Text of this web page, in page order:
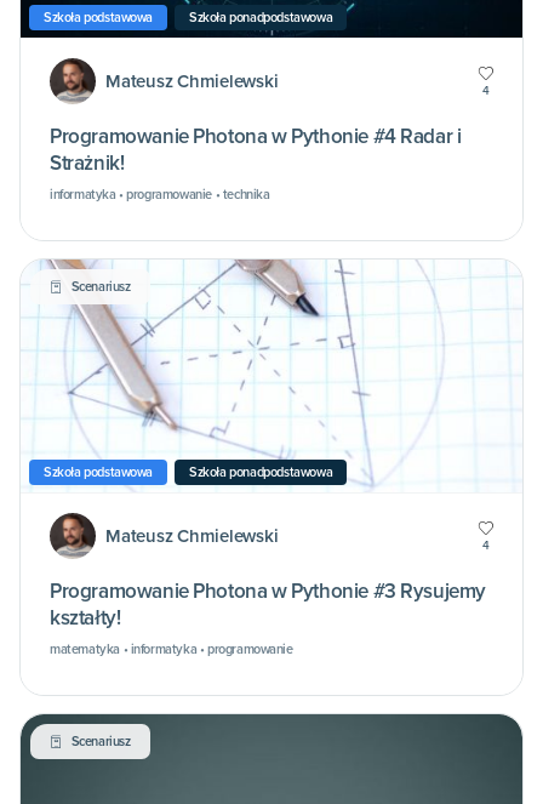
Szkoła podstawowa Szkoła ponadpodstawowa
Mateusz Chmielewski 4
Programowanie Photona w Pythonie #4 Radar i
Strażnik!
informatyka • programowanie • technika
Scenariusz
Szkoła podstawowa Szkoła ponadpodstawowa
Mateusz Chmielewski 4
Programowanie Photona w Pythonie #3 Rysujemy
kształty!
matematyka • informatyka • programowanie
Scenariusz